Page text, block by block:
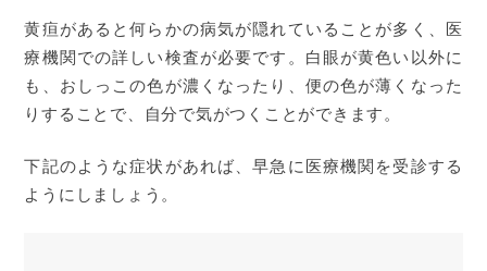
⻩疸があると何らかの病気が隠れていることが多く、医
療機関での詳しい検査が必要です。白眼が黄色い以外に
も、おしっこの色が濃くなったり、便の色が薄くなった
りすることで、自分で気がつくことができます。
下記のような症状があれば、早急に医療機関を受診する
ようにしましょう。